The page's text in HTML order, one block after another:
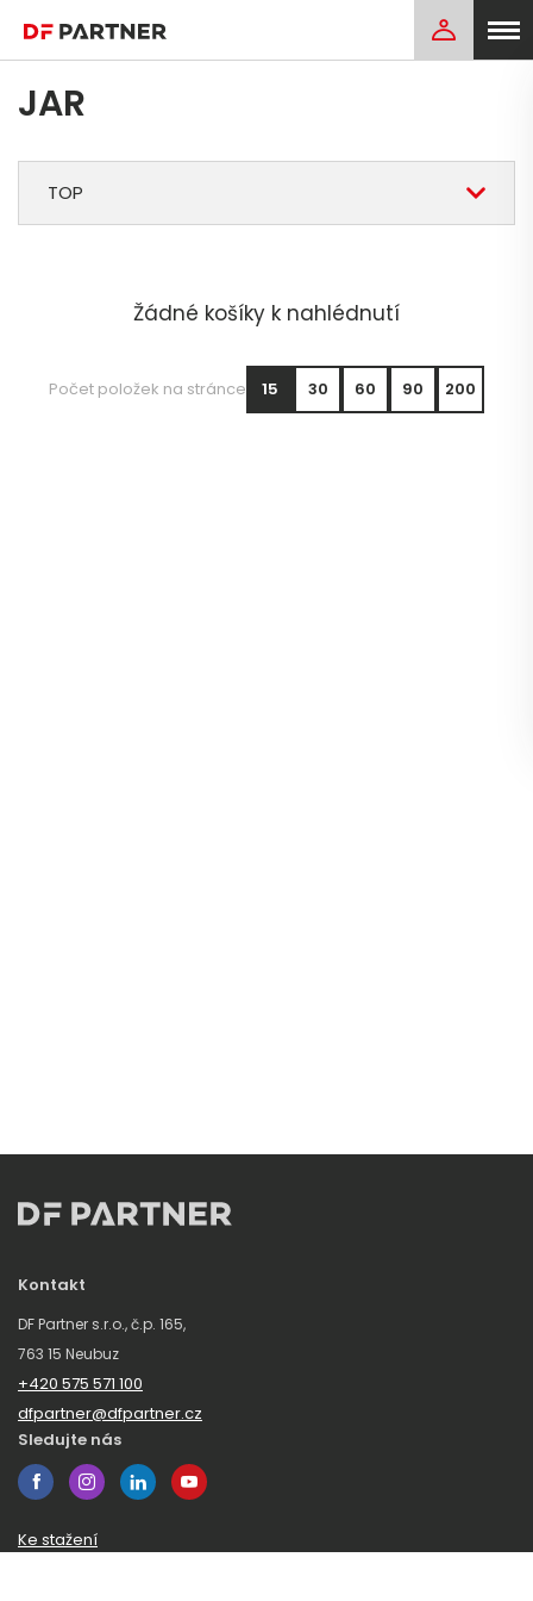
JAR
TOP
Žádné košíky k nahlédnutí
Počet položek na stránce 15 30 60 90 200
Kontakt
DF Partner s.r.o., č.p. 165,
763 15 Neubuz
+420 575 571 100
dfpartner@dfpartner.cz
Sledujte nás
Ke stažení